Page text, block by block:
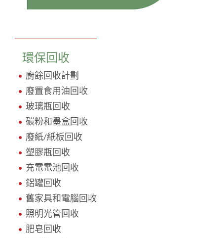
環保回收
廚餘回收計劃
廢置食用油回收
玻璃瓶回收
碳粉和墨盒回收
廢紙/紙板回收
塑膠瓶回收
充電電池回收
鋁罐回收
舊家具和電腦回收
照明光管回收
肥皂回收